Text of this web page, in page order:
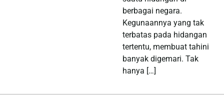
berbagai negara.
Kegunaannya yang tak
terbatas pada hidangan
tertentu, membuat tahini
banyak digemari. Tak
hanya […]